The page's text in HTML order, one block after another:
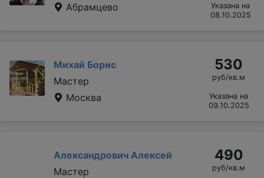
Абрамцево
Указана на
08.10.2025
Михай Борис
Мастер
Москва
530
руб/кв.м
Указана на
09.10.2025
Александрович Алексей
Мастер
490
руб/кв.м